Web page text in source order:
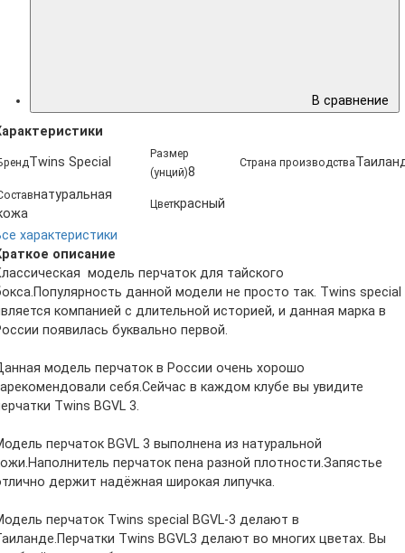
В сравнение
Twins Special
Размер
(унций)8
Страна производства
натуральная
Цветкрасный
характеристики
описание
модель перчаток для тайского
данной модели не просто так. Twins special
компанией с длительной историей, и данная марка в
появилась буквально первой.
модель перчаток в России очень хорошо
себя.Сейчас в каждом клубе вы увидите
Twins BGVL 3.
перчаток BGVL 3 выполнена из натуральной
перчаток пена разной плотности.Запястье
держит надёжная широкая липучка.
перчаток Twins special BGVL-3 делают в
Twins BGVL3 делают во многих цветах. Вы